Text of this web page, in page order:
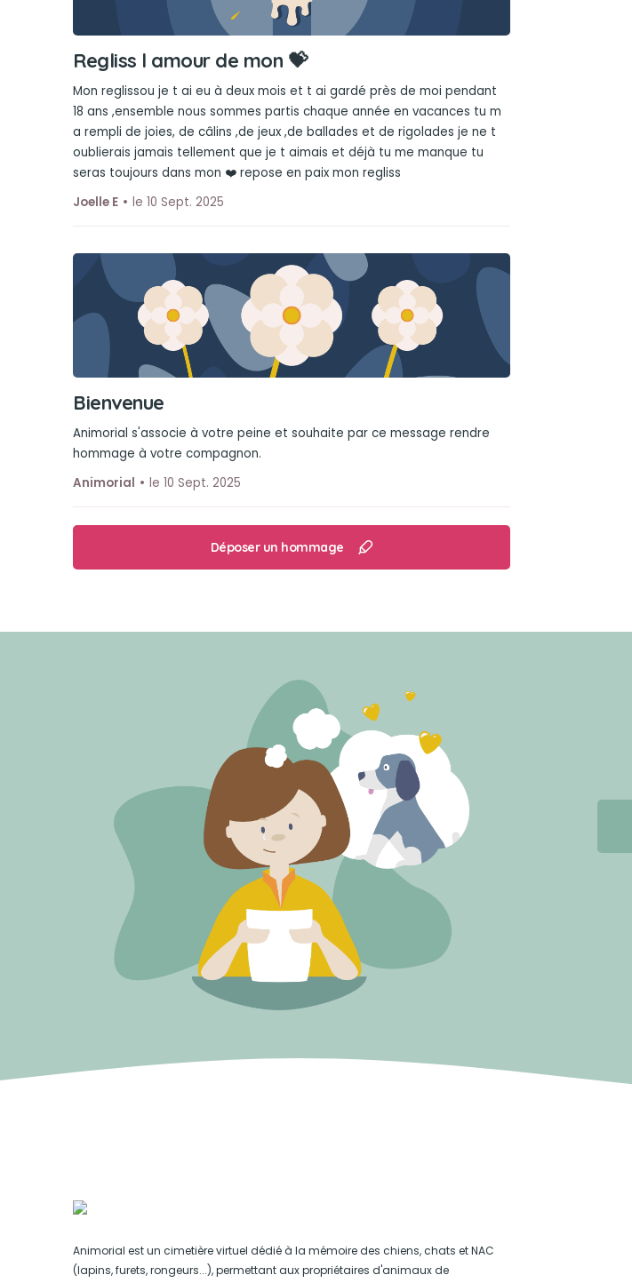
Regliss l amour de mon 💝
Mon reglissou je t ai eu à deux mois et t ai gardé près de moi pendant
18 ans ,ensemble nous sommes partis chaque année en vacances tu m
a rempli de joies, de câlins ,de jeux ,de ballades et de rigolades je ne t
oublierais jamais tellement que je t aimais et déjà tu me manque tu
seras toujours dans mon ❤️ repose en paix mon regliss
Joelle E
le 10 Sept. 2025
Bienvenue
Animorial s'associe à votre peine et souhaite par ce message rendre
hommage à votre compagnon.
Animorial
le 10 Sept. 2025
Déposer un hommage
Animorial est un cimetière virtuel dédié à la mémoire des chiens, chats et NAC
(lapins, furets, rongeurs...), permettant aux propriétaires d'animaux de